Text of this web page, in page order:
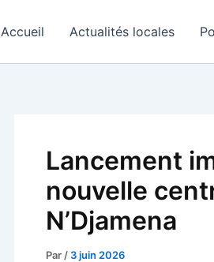
Accueil Actualités locales
Lancement
nouvelle
N’Djamena
Par / 3 juin 2026